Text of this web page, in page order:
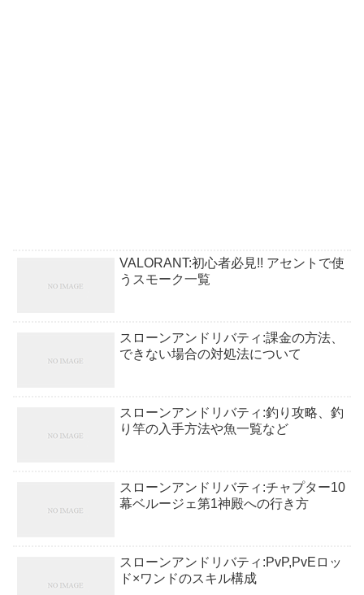
VALORANT:初心者必見!! アセントで使
うスモーク一覧
スローンアンドリバティ:課金の方法、
できない場合の対処法について
スローンアンドリバティ:釣り攻略、釣
り竿の入手方法や魚一覧など
スローンアンドリバティ:チャプター10
幕ベルージェ第1神殿への行き方
スローンアンドリバティ:PvP,PvEロッ
ド×ワンドのスキル構成